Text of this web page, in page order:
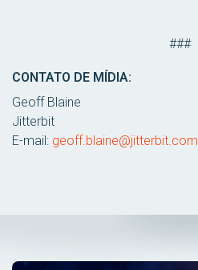
###
CONTATO DE MÍDIA:
Geoff Blaine
Jitterbit
E-mail: geoff.blaine@jitterbit.com